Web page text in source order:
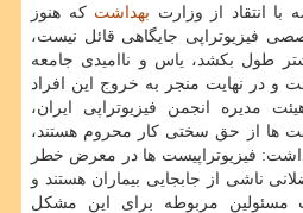
با انتقاد از وزارت بهداشت كه هنوز
فیزیوتراپی جایگاهی قائل نیست،
طول بكشد، یاس و ناامیدی جامعه
و در نهایت منجر به خروج این افراد
مدیره انجمن فیزیوتراپی ایران،
ها از حق سختی كار محروم هستند،
فیزیوتراپیست ها در معرض خطر
ناشی از جابجایی بیماران هستند و
مسئولین مربوطه برای این مشكل